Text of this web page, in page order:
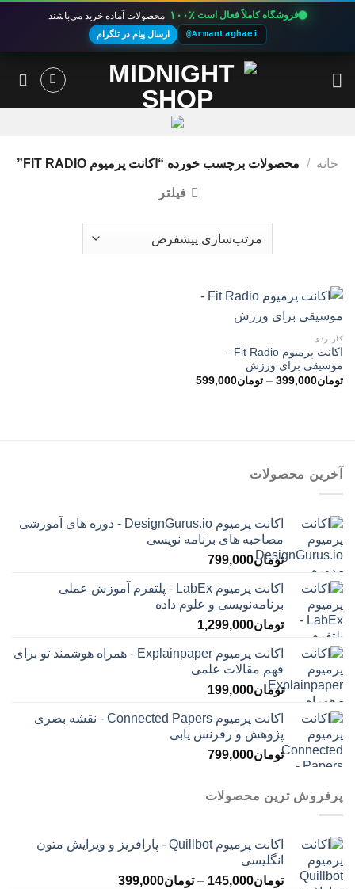
فروشگاه کاملاً فعال است ۱۰۰٪ محصولات آماده خرید می‌باشند
@ArmanLaghaei ارسال پیام در تلگرام
خانه / محصولات برچسب خورده “اکانت پرمیوم FIT RADIO”
فیلتر
کاربردی
اکانت پرمیوم Fit Radio –
موسیقی برای ورزش
تومان399,000
– تومان599,000محدوده
آخرین محصولات
اکانت پرمیوم DesignGurus.io - دوره ‌های آموزشی
مصاحبه ‌های برنامه نویسی
تومان799,000
اکانت پرمیوم LabEx - پلتفرم آموزش عملی
برنامه‌نویسی و علوم داده
تومان1,299,000
اکانت پرمیوم Explainpaper - همراه هوشمند تو برای
فهم مقالات علمی
تومان199,000
اکانت پرمیوم Connected Papers - نقشه بصری
پژوهش و رفرنس یابی
تومان799,000
پرفروش ترین محصولات
اکانت پرمیوم Quillbot - پارافریز و ویرایش متون
انگلیسی
تومان145,000
– تومان399,000محدوده